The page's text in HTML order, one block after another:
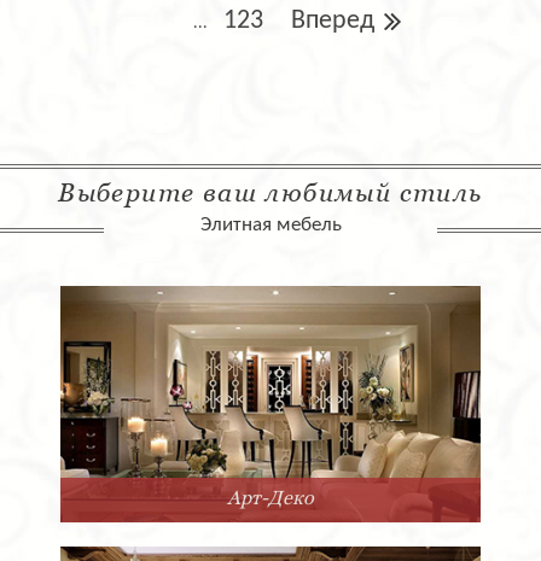
... 123 Вперед
Выберите ваш любимый стиль
Элитная мебель
Арт-Деко